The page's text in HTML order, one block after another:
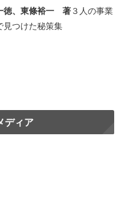
徳、東條裕一 著３人の事業
見つけた秘策集
ディア